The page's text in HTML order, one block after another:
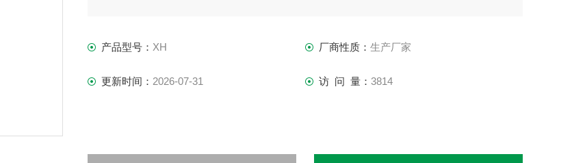
产品型号： XH 厂商性质： 生产厂家
更新时间： 2026-07-31 访 问 量： 3814